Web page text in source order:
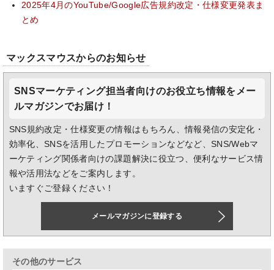
2025年4月のYouTube/Google広告規約改定・仕様変更発表ま
とめ
マックスマウスからのお知らせ
SNSマーケティング担当者向けのお役立ち情報をメー
ルマガジンでお届け！
SNS規約改定・仕様変更の情報はもちろん、情報発信の安定化・
効率化、SNSを活用したプロモーションなどなど、SNS/Webマ
ーケティング関係者向けの課題解決に役立つ、便利なサービス情
報や活用法などをご案内します。
いますぐご登録ください！
メールマガジンに登録する
その他のサービス